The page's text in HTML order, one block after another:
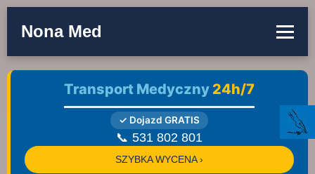
Nona Med
Transport Medyczny 24h/7
✓ Dojazd GRATIS
📞 531 802 801
SZYBKA WYCENA ›